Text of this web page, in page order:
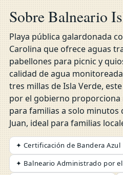
Sobre Balneario
Playa pública galardonada
Carolina que ofrece aguas
pabellones para picnic y
calidad de agua
tres millas de Isla Verde,
por el gobierno proporciona
para familias a solo minutos
Juan, ideal para familias
✦ Certificación de Bandera Azul
✦ Balneario Administrado por